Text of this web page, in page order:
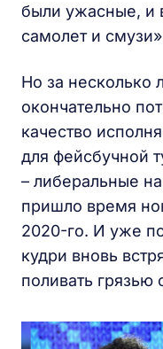
были ужасные, и
самолет и
Но за несколько
окончательно
качество
для фейсбучной
– либеральные
пришло время
2020-го. И уже
кудри вновь
поливать грязью